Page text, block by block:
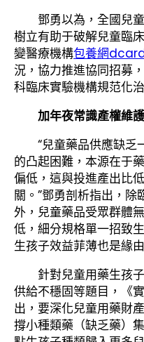
鄧勇以為，全國兒
樹立有助于破解兒童臨
變醫療機構包養網
況，協力推進協同招募
科臨床實驗機構規范化
加年夜常識產權維
“兒童藥品供應缺乏
的凸起困難，本源在于
偏低，這與投進產出比
關。”鄧勇剖析指出，除
外，兒童藥品受眾群體
低，細分規格單一招致
生孩子效益菲薄也是緣
針對兒童用藥生孩
供給不穩固等題目，《
出，要深化兒童用藥財
撐小種類藥（缺乏藥）